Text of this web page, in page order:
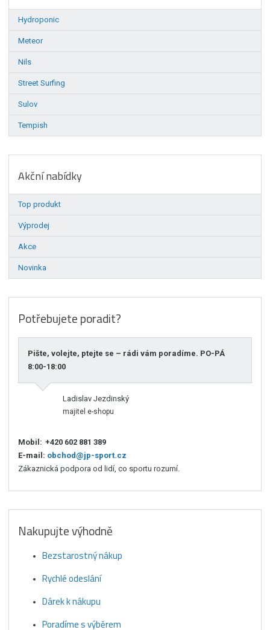
Hydroponic
Meteor
Nils
Street Surfing
Sulov
Tempish
Akční nabídky
Top produkt
Výprodej
Akce
Novinka
Potřebujete poradit?
Pište, volejte, ptejte se – rádi vám poradíme. PO-PÁ
8:00-18:00
Ladislav Jezdinský
majitel e-shopu
Mobil: +420 602 881 389
E-mail: obchod@jp-sport.cz
Zákaznická podpora od lidí, co sportu rozumí.
Nakupujte výhodně
Bezstarostný nákup
Rychlé odeslání
Dárek k nákupu
Poradíme s výběrem